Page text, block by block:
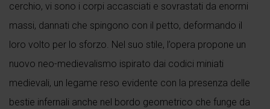
cerchio, vi sono i corpi accasciati e sovrastati da enormi
massi, dannati che spingono con il petto, deformando il
loro volto per lo sforzo. Nel suo stile, l’opera propone un
nuovo neo-medievalismo ispirato dai codici miniati
medievali, un legame reso evidente con la presenza delle
bestie infernali anche nel bordo geometrico che funge da